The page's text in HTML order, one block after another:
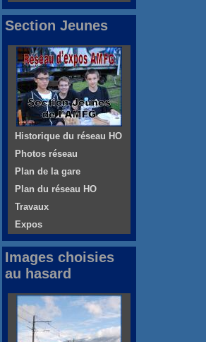
Section Jeunes
Historique du réseau HO
Photos réseau
Plan de la gare
Plan du réseau HO
Travaux
Expos
Images choisies
au hasard